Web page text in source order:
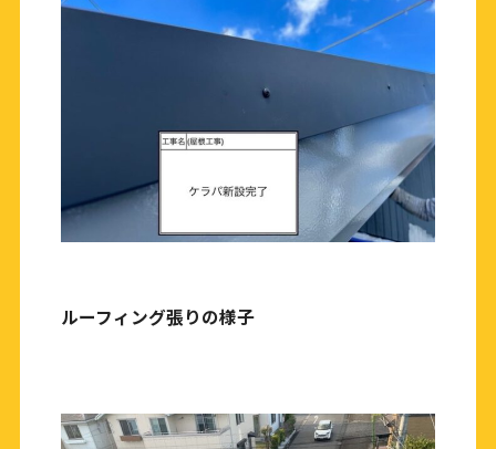
ルーフィング張りの様子